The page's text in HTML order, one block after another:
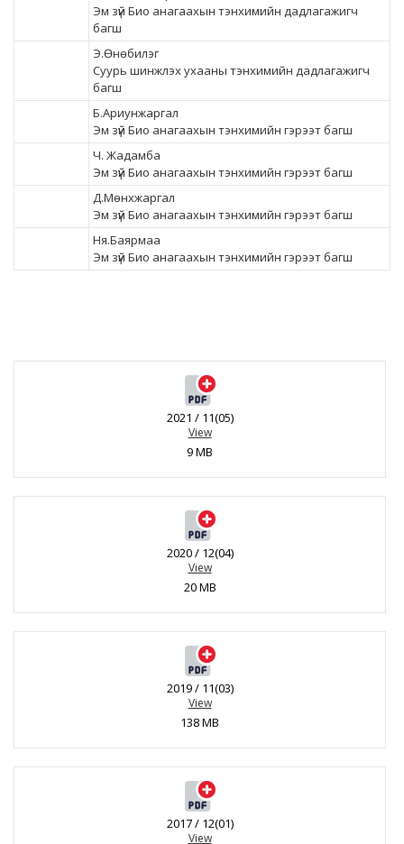
Эм зүй Био анагаахын тэнхимийн дадлагажигч
багш
Э.Өнөбилэг
Суурь шинжлэх ухааны тэнхимийн дадлагажигч
багш
Б.Ариунжаргал
Эм зүй Био анагаахын тэнхимийн гэрээт багш
Ч. Жадамба
Эм зүй Био анагаахын тэнхимийн гэрээт багш
Д.Мөнхжаргал
Эм зүй Био анагаахын тэнхимийн гэрээт багш
Ня.Баярмаа
Эм зүй Био анагаахын тэнхимийн гэрээт багш
2021 / 11(05)
View
9 MB
2020 / 12(04)
View
20 MB
2019 / 11(03)
View
138 MB
2017 / 12(01)
View